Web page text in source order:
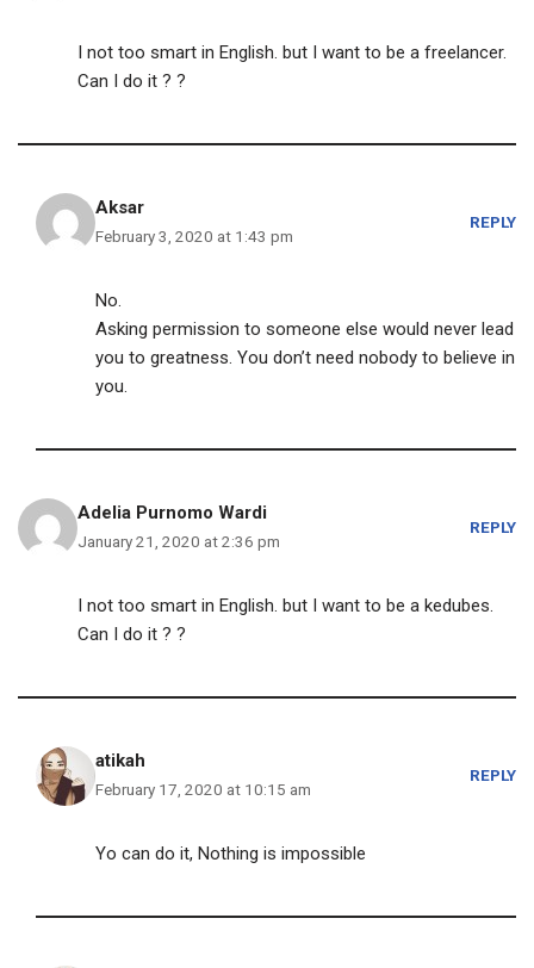
I not too smart in English. but I want to be a freelancer.
Can I do it ? ?
Aksar
February 3, 2020 at 1:43 pm
REPLY
No.
Asking permission to someone else would never lead
you to greatness. You don’t need nobody to believe in
you.
Adelia Purnomo Wardi
January 21, 2020 at 2:36 pm
REPLY
I not too smart in English. but I want to be a kedubes.
Can I do it ? ?
atikah
February 17, 2020 at 10:15 am
REPLY
Yo can do it, Nothing is impossible